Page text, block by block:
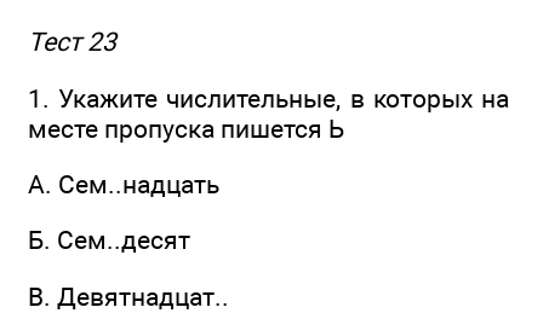
Тест 23
1. Укажите числительные, в которых на
месте пропуска пишется Ь
A. Сем..надцать
Б. Сем..десят
B. Девятнадцат..